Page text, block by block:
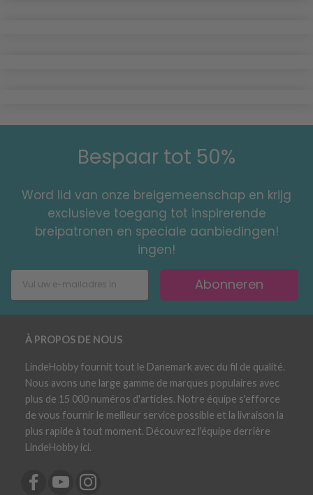
Bespaar tot 50%
Word lid van onze breigemeenschap en krijg
exclusieve toegang tot inspirerende
breipatronen en speciale aanbiedingen!
ingen!
Abonneren
À PROPOS DE NOUS
LindeHobby fournit tout le Danemark avec du fil de qualité.
Nous avons une large gamme de marques populaires avec
plus de 15 000 numéros d'articles. Notre équipe s'efforce
de vous fournir le meilleur service possible et la livraison la
plus rapide à tout moment. Découvrez l'équipe derrière
LindeHobby ici.